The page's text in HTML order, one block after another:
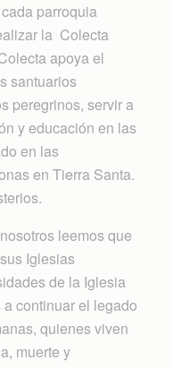
parroquia
la Colecta
apoya el
santuarios
peregrinos, servir a
y educación en las
en las
en Tierra Santa.
leemos que
Iglesias
de la Iglesia
continuar el legado
quienes viven
muerte y